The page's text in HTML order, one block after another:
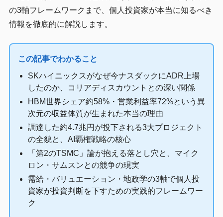
の3軸フレームワークまで、個人投資家が本当に知るべき
情報を徹底的に解説します。
この記事でわかること
SKハイニックスがなぜ今ナスダックにADR上場
したのか、コリアディスカウントとの深い関係
HBM世界シェア約58%・営業利益率72%という異
次元の収益体質が生まれた本当の理由
調達した約4.7兆円が投下される3大プロジェクト
の全貌と、AI覇権戦略の核心
「第2のTSMC」論が抱える落とし穴と、マイク
ロン・サムスンとの競争の現実
需給・バリュエーション・地政学の3軸で個人投
資家が投資判断を下すための実践的フレームワー
ク